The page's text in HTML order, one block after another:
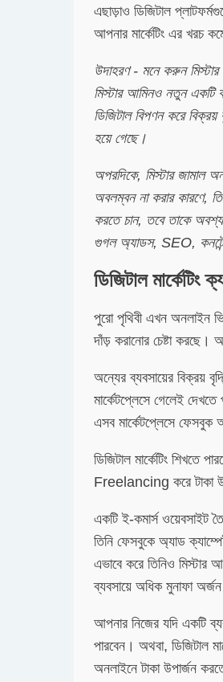
এছাড়াও ডিজিটাল
আপনার মার্কেটিং এর খরচ
উদাহরণ - মনে করুন মিস্টার
মিস্টার আমিনও নতুন একটি
ডিজিটাল বিপণন করে
হয়ে গেছে।
অপরদিকে, মিস্টার জামাল
অবলম্বন না করার কারণে,
করতে চান, তবে তাকে
গুগল অ্যাডস, SEO, কনটেন্ট
ডিজিটাল মার্কেটিং
পুরো পৃথিবী এখন অনলাইন
দাঁড় করানোর চেষ্টা করছে।
অন্যের ব্যবসায়ের বিক্রয়
মার্কেটপ্লেসে গেলেই দেখতে
এসব মার্কেটপ্লেসে ফেসবুক
ডিজিটাল মার্কেটিং শিখতে
Freelancing করে টাকা
একটি ই-কমার্স ওয়েবসাইট
তিনি ফেসবুকে অ্যাড
এভাবে করে তিনিও মিস্টার
ব্যবসায়ে অধিক মুনাফা
আপনার নিজের যদি একটি
পারবেন। অথবা, ডিজিটাল
অনলাইনে টাকা উপার্জন